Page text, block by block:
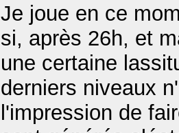
Je joue en ce
si, après 26h, et
une certaine
derniers niveaux
l'impression de